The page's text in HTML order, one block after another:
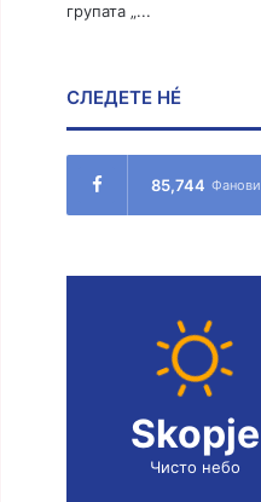
групата „...
СЛЕДЕТЕ НÉ
85,744 Фанови
Skopje
Чисто небо